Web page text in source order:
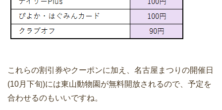
これらの割引券やクーポンに加え、名古屋まつりの開催日
(10月下旬)には東山動物園が無料開放されるので、予定を
合わせるのもいいですね。